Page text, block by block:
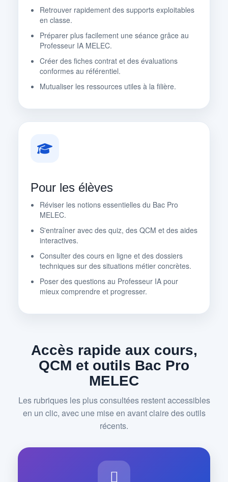
Retrouver rapidement des supports exploitables
en classe.
Préparer plus facilement une séance grâce au
Professeur IA MELEC.
Créer des fiches contrat et des évaluations
conformes au référentiel.
Mutualiser les ressources utiles à la filière.
Pour les élèves
Réviser les notions essentielles du Bac Pro
MELEC.
S'entraîner avec des quiz, des QCM et des aides
interactives.
Consulter des cours en ligne et des dossiers
techniques sur des situations métier concrètes.
Poser des questions au Professeur IA pour
mieux comprendre et progresser.
Accès rapide aux cours,
QCM et outils Bac Pro
MELEC
Les rubriques les plus consultées restent accessibles
en un clic, avec une mise en avant claire des outils
récents.